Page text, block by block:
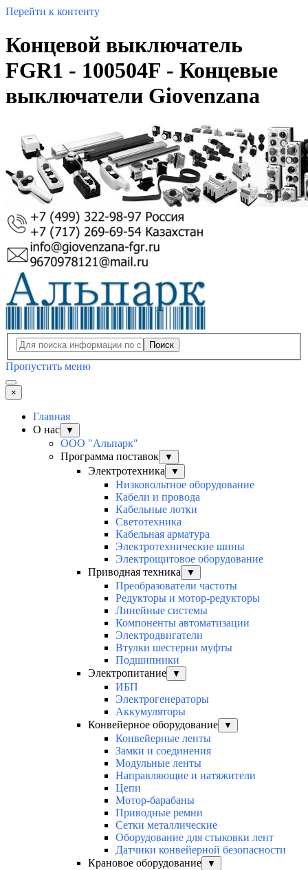
Перейти к контенту
Концевой выключатель
FGR1 - 100504F - Концевые
выключатели Giovenzana
Поиск
Пропустить меню
×
Главная
О нас
▼
ООО "Альпарк"
Программа поставок
▼
Электротехника ▼
Низковольтное оборудование
Кабели и провода
Кабельные лотки
Светотехника
Кабельная арматура
Электротехнические шины
Электрощитовое оборудование
Приводная техника
▼
Преобразователи частоты
Редукторы и мотор-редукторы
Линейные системы
Компоненты автоматизации
Электродвигатели
Втулки шестерни муфты
Подшипники
Электропитание
▼
ИБП
Электрогенераторы
Аккумуляторы
Конвейерное оборудование
▼
Конвейерные ленты
Замки и соединения
Модульные ленты
Направляющие и натяжители
Цепи
Мотор-барабаны
Приводные ремни
Сетки металлические
Оборудование для стыковки лент
Датчики конвейерной безопасности
Крановое оборудование
▼